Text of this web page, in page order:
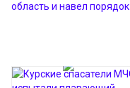
область и навел порядок